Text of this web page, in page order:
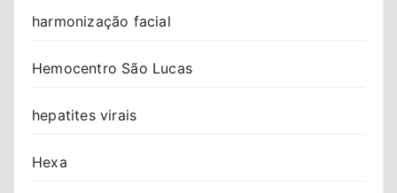
harmonização facial
Hemocentro São Lucas
hepatites virais
Hexa